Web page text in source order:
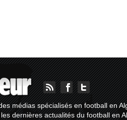
médias spécialisés en football en
dernières actualités du football en